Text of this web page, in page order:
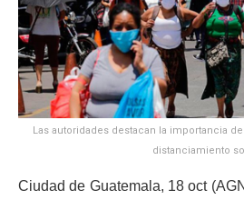
Las autoridades destacan la importancia
distanciamiento
Ciudad de Guatemala, 18 oct